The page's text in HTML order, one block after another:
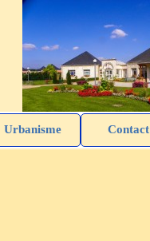
Urbanisme Contact